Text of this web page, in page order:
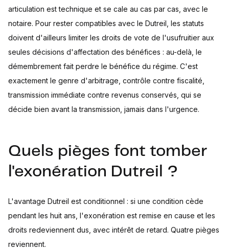
articulation est technique et se cale au cas par cas, avec le
notaire. Pour rester compatibles avec le Dutreil, les statuts
doivent d'ailleurs limiter les droits de vote de l'usufruitier aux
seules décisions d'affectation des bénéfices : au-delà, le
démembrement fait perdre le bénéfice du régime. C'est
exactement le genre d'arbitrage, contrôle contre fiscalité,
transmission immédiate contre revenus conservés, qui se
décide bien avant la transmission, jamais dans l'urgence.
Quels pièges font tomber
l'exonération Dutreil ?
L'avantage Dutreil est conditionnel : si une condition cède
pendant les huit ans, l'exonération est remise en cause et les
droits redeviennent dus, avec intérêt de retard. Quatre pièges
reviennent.